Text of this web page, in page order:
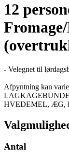
12
- Velegnet til
Afpyntning kan
HVEDEMEL, ÆG,
Antal